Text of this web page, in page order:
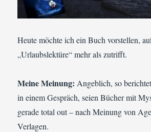
Heute möchte ich ein Buch vorstellen,
„Urlaubslektüre“ mehr als zutrifft.
Meine Meinung: Angeblich, so
in einem Gespräch, seien Bücher mit
gerade total out – nach Meinung von
Verlagen.